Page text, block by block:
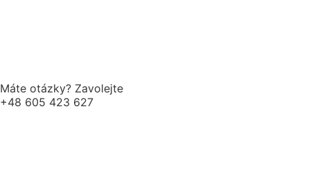
Máte otázky? Zavolejte
+48 605 423 627